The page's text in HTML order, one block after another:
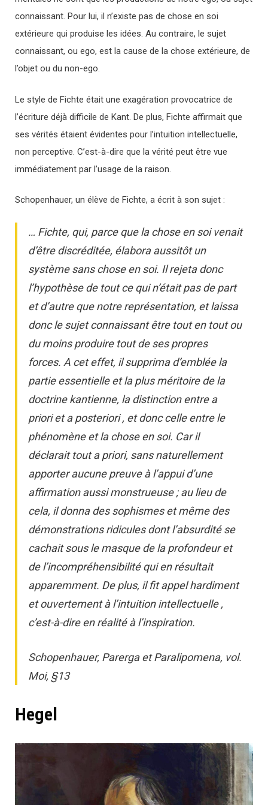
connaissant. Pour lui, il n’existe pas de chose en soi
extérieure qui produise les idées. Au contraire, le sujet
connaissant, ou ego, est la cause de la chose extérieure, de
l’objet ou du non-ego.
Le style de Fichte était une exagération provocatrice de
l’écriture déjà difficile de Kant. De plus, Fichte affirmait que
ses vérités étaient évidentes pour l’intuition intellectuelle,
non perceptive. C’est-à-dire que la vérité peut être vue
immédiatement par l’usage de la raison.
Schopenhauer, un élève de Fichte, a écrit à son sujet :
… Fichte, qui, parce que la chose en soi venait
d’être discréditée, élabora aussitôt un
système sans chose en soi. Il rejeta donc
l’hypothèse de tout ce qui n’était pas de part
et d’autre que notre représentation, et laissa
donc le sujet connaissant être tout en tout ou
du moins produire tout de ses propres
forces. A cet effet, il supprima d’emblée la
partie essentielle et la plus méritoire de la
doctrine kantienne, la distinction entre a
priori et a posteriori , et donc celle entre le
phénomène et la chose en soi. Car il
déclarait tout a priori, sans naturellement
apporter aucune preuve à l’appui d’une
affirmation aussi monstrueuse ; au lieu de
cela, il donna des sophismes et même des
démonstrations ridicules dont l’absurdité se
cachait sous le masque de la profondeur et
de l’incompréhensibilité qui en résultait
apparemment. De plus, il fit appel hardiment
et ouvertement à l’intuition intellectuelle ,
c’est-à-dire en réalité à l’inspiration.
Schopenhauer, Parerga et Paralipomena, vol.
Moi, §13
Hegel